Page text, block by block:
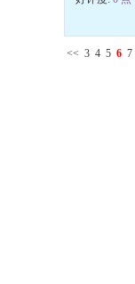
<< 3 4 5 6 7